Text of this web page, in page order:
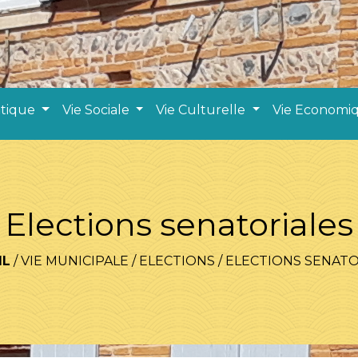
Vie Sociale Vie Culturelle Vie
Elections senatoriales
/VIE MUNICIPALE / ELECTIONS / ELECTIONS